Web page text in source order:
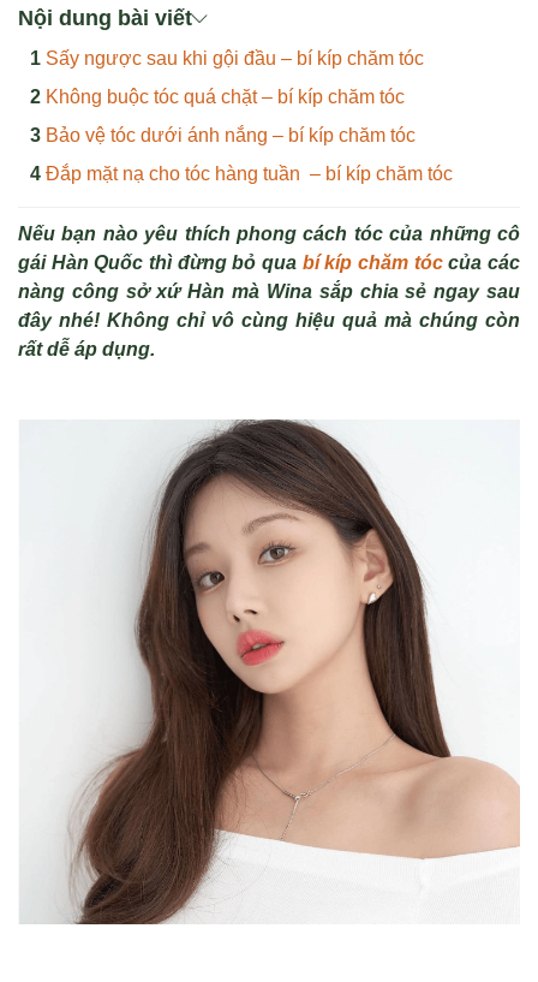
Nội dung bài viết
Sấy ngược sau khi gội đầu – bí kíp chăm tóc
Không buộc tóc quá chặt – bí kíp chăm tóc
Bảo vệ tóc dưới ánh nắng – bí kíp chăm tóc
Đắp mặt nạ cho tóc hàng tuần – bí kíp chăm tóc
Nếu bạn nào yêu thích phong cách tóc của những cô
gái Hàn Quốc thì đừng bỏ qua bí kíp chăm tóccủa các
nàng công sở xứ Hàn mà Wina sắp chia sẻ ngay sau
đây nhé! Không chỉ vô cùng hiệu quả mà chúng còn
rất dễ áp dụng.